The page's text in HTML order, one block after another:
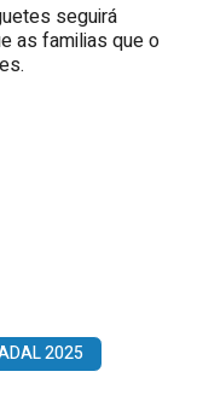
seguirá
as familias que o
2025